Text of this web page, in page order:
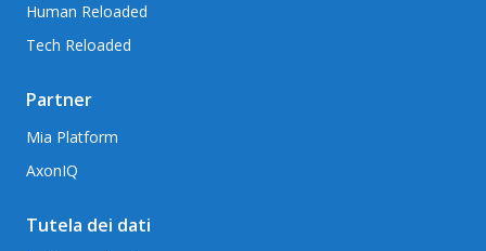
Human Reloaded
Tech Reloaded
Partner
Mia Platform
AxonIQ
Tutela dei dati